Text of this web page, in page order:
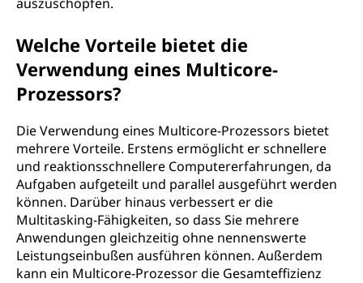
Welche Vorteile bietet die
Verwendung eines Multicore-
Prozessors?
Die Verwendung eines Multicore-Prozessors bietet
mehrere Vorteile. Erstens ermöglicht er schnellere
und reaktionsschnellere Computererfahrungen, da
Aufgaben aufgeteilt und parallel ausgeführt werden
können. Darüber hinaus verbessert er die
Multitasking-Fähigkeiten, so dass Sie mehrere
Anwendungen gleichzeitig ohne nennenswerte
Leistungseinbußen ausführen können. Außerdem
kann ein Multicore-Prozessor die Gesamteffizienz